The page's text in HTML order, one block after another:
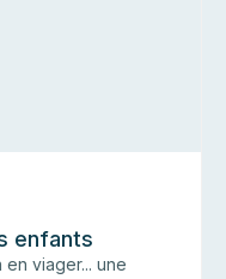
enfants
viager... une